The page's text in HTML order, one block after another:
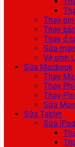
Thay
Thay
Thay ổ
Sửa
Vệ sinh
Sửa Macbook
Thay
Thay
Thay
Sửa
Sửa Tablet
Sửa iPad